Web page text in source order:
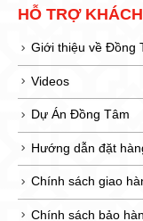
HỖ TRỢ
Giới thiệu về Đồng
Videos
Dự Án Đồng Tâm
Hướng dẫn đặt
Chính sách giao
Chính sách bảo